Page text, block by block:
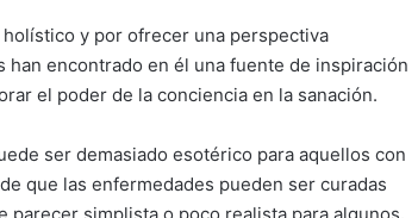
y por ofrecer una perspectiva
encontrado en él una fuente de inspiración
el poder de la conciencia en la sanación.
ser demasiado esotérico para aquellos con
que las enfermedades pueden ser curadas